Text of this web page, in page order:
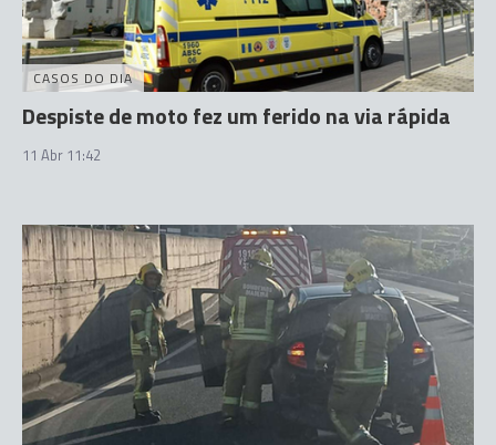
CASOS DO DIA
Despiste de moto fez um ferido na via rápida
11 Abr 11:42